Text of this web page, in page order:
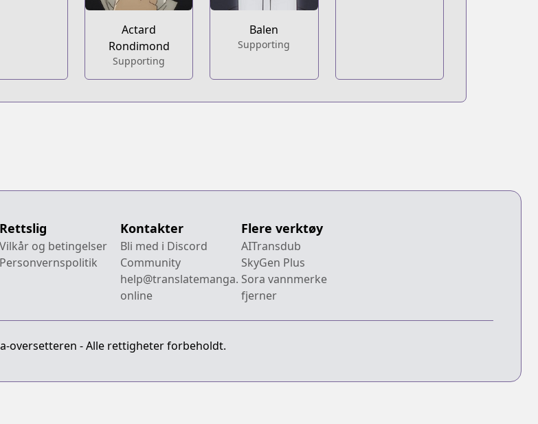
Actard
Rondimond
Supporting
Balen
Supporting
Rettslig
Vilkår og betingelser
Personvernspolitik
Kontakter
Bli med i Discord
Community
help@translatemanga.
online
Flere verktøy
AITransdub
SkyGen Plus
Sora vannmerke
fjerner
oversetteren - Alle rettigheter forbeholdt.